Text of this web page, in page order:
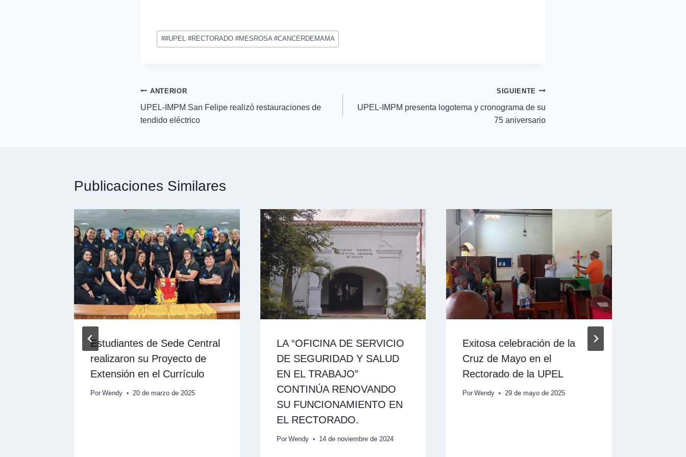
##UPEL #RECTORADO #MESROSA #CANCERDEMAMA
ANTERIOR
UPEL-IMPM San Felipe realizó restauraciones de
tendido eléctrico
SIGUIENTE
UPEL-IMPM presenta logotema y cronograma de su
75 aniversario
Publicaciones Similares
Estudiantes de Sede Central
realizaron su Proyecto de
Extensión en el Currículo
Por Wendy 20 de marzo de 2025
LA “OFICINA DE SERVICIO
DE SEGURIDAD Y SALUD
EN EL TRABAJO”
CONTINÚA RENOVANDO
SU FUNCIONAMIENTO EN
EL RECTORADO.
Por Wendy 14 de noviembre de 2024
Exitosa celebración de la
Cruz de Mayo en el
Rectorado de la UPEL
Por Wendy 29 de mayo de 2025